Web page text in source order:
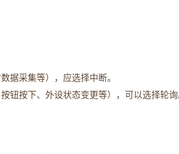
据采集等），应选择中断。
钮按下、外设状态变更等），可以选择轮询